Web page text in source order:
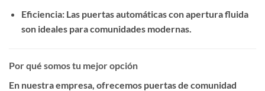
Eficiencia: Las puertas automáticas con apertura fluida
son ideales para comunidades modernas.
Por qué somos tu mejor opción
En nuestra empresa, ofrecemos puertas de comunidad